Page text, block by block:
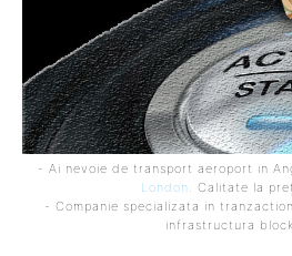
- Ai nevoie de transport aeroport in
London. Calitate la
- Companie specializata in
infrastructura